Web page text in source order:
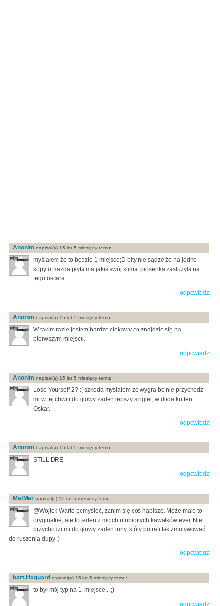
Anonim napisal(a) 15 lat 5 miesięcy temu:
myślałem że to będzie 1 miejsce;D bity nie sądze że na jedno
kopyto, każda płyta ma jakiś swój klimat piosenka zasłużyła na
tego oscara
odpowiedz
Anonim napisal(a) 15 lat 5 miesięcy temu:
W takim razie jestem bardzo ciekawy co znajdzie się na
pierwszym miejscu.
odpowiedz
Anonim napisal(a) 15 lat 5 miesięcy temu:
Lose Yourself 2? :( szkoda myslalem ze wygra bo nie przychodz
mi w tej chwili do glowy zaden lepszy singiel, w dodatku ten
Oskar.
odpowiedz
Anonim napisal(a) 15 lat 5 miesięcy temu:
STILL DRE
odpowiedz
MatMar napisal(a) 15 lat 5 miesięcy temu:
@Wojtek Warto pomyśleć, zanim się coś napisze. Może mało to
oryginalne, ale to jeden z moich ulubionych kawałków ever. Nie
przychodzi mi do głowy żaden inny, który potrafi tak zmotywować
do ruszenia dupy :)
odpowiedz
bart.lifeguard napisal(a) 15 lat 5 miesięcy temu:
to był mój typ na 1. miejsce... ;)
odpowiedz